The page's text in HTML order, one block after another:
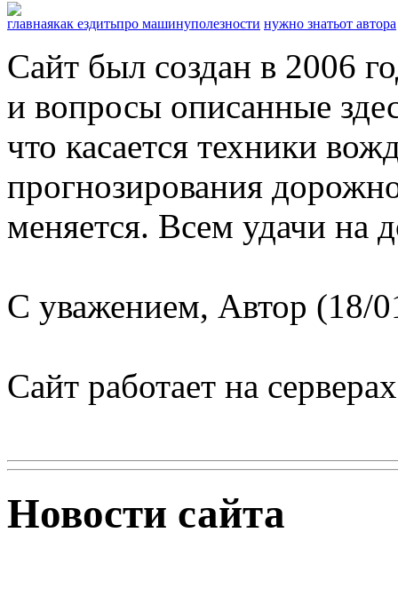
главнаякак ездитьпро машинуполезности нужно знатьот автора
Сайт был создан в 2006
и вопросы описанные
что касается техники
прогнозирования
меняется. Всем удачи на
С уважением, Автор (18/
Сайт работает на
Новости сайта